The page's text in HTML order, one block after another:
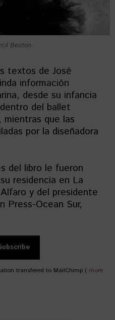
Beaton
textos de José
información
desde su infancia
del ballet
que las
por la diseñadora
del libro le fueron
residencia en La
y del presidente
Press-Ocean Sur,
transfered to MailChimp ( more